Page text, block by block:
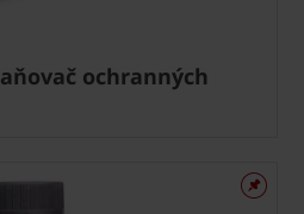
ochranných